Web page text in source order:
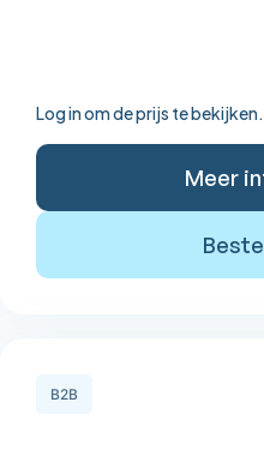
Log in om de prijs te bekijken.
Meer
B2B